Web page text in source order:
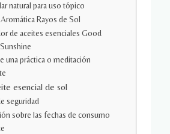
natural para uso tópico
Rayos de Sol
de aceites esenciales Good
una práctica o meditación
esencial de sol
seguridad
sobre las fechas de consumo